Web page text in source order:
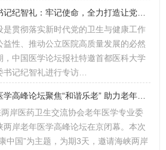
是贯彻落实新时代党的卫生与健康工作
性、推动公立医院高质量发展的必然
中国医学论坛报社特邀首都医科大学
书记纪智礼进行专访…
岸医药卫生交流协会老年医学专业委
两岸老年医学高峰论坛在京闭幕。本次
中国”为主题，为期3天，邀请海峡两岸